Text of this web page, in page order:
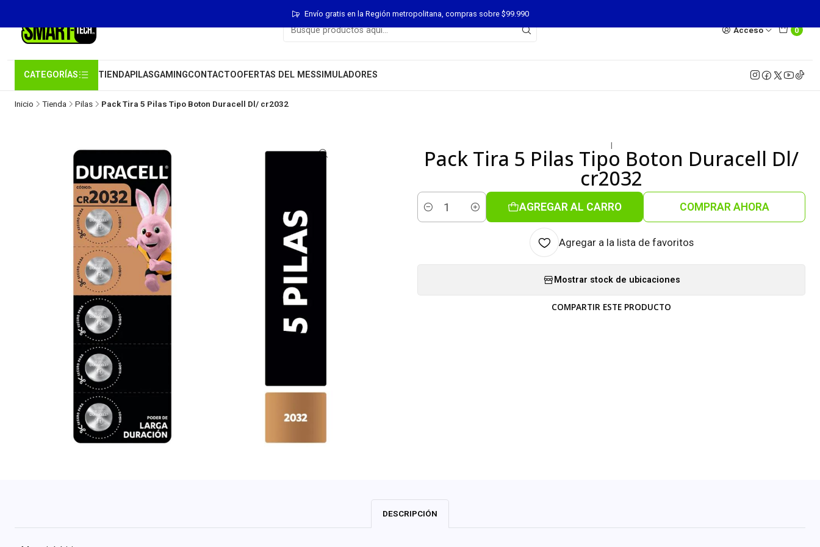
Acceso 0
CATEGORÍAS TIENDAPILASGAMINGCONTACTOOFERTAS DEL MESSIMULADORES
Envío gratis en la Región metropolitana, compras sobre $99.990
Inicio Tienda Pilas Pack Tira 5 Pilas Tipo Boton Duracell Dl/ cr2032
|
Pack Tira 5 Pilas Tipo Boton Duracell Dl/
cr2032
Cantidad
AGREGAR AL CARRO COMPRAR AHORA
Agregar a la lista de favoritos
Mostrar stock de ubicaciones
COMPARTIR ESTE PRODUCTO
DESCRIPCIÓN